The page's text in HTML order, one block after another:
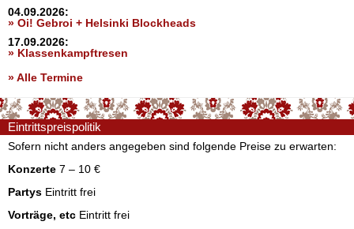
04.09.2026:
» Oi! Gebroi + Helsinki Blockheads
17.09.2026:
» Klassenkampftresen
» Alle Termine
Eintrittspreispolitik
Sofern nicht anders angegeben sind folgende Preise zu erwarten:
Konzerte 7 – 10 €
Partys Eintritt frei
Vorträge, etc Eintritt frei